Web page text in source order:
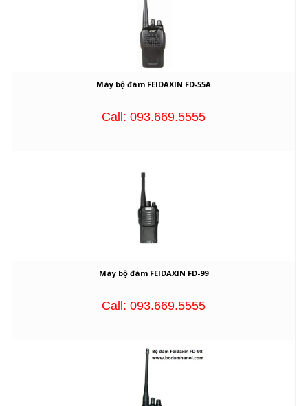
Máy bộ đàm FEIDAXIN FD-55A
Call: 093.669.5555
Máy bộ đàm FEIDAXIN FD-99
Call: 093.669.5555